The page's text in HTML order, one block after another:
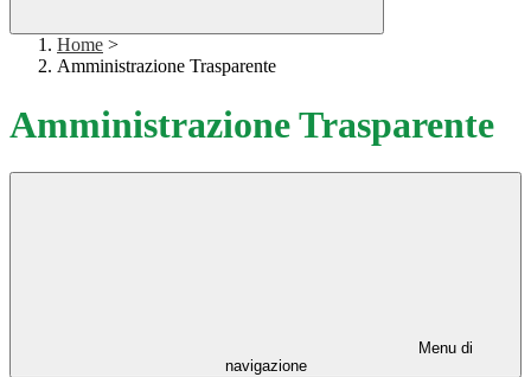
Home >
Amministrazione Trasparente
Amministrazione Trasparente
Menu di
navigazione